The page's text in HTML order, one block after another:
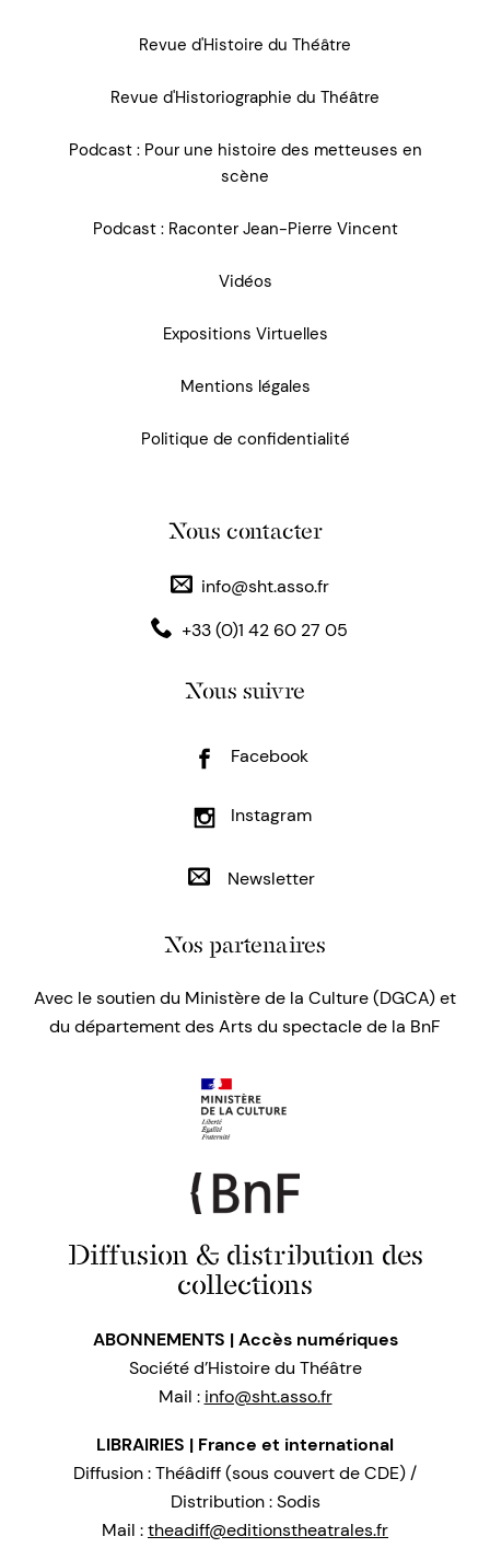
Revue d'Histoire du Théâtre
Revue d'Historiographie du Théâtre
Podcast : Pour une histoire des metteuses en
scène
Podcast : Raconter Jean-Pierre Vincent
Vidéos
Expositions Virtuelles
Mentions légales
Politique de confidentialité
Nous contacter
info@sht.asso.fr
+33 (0)1 42 60 27 05
Nous suivre
Facebook
Instagram
Newsletter
Nos partenaires
Avec le soutien du Ministère de la Culture (DGCA) et
du département des Arts du spectacle de la BnF
Diffusion & distribution des
collections
ABONNEMENTS | Accès numériques
Société d’Histoire du Théâtre
Mail : info@sht.asso.fr
LIBRAIRIES | France et international
Diffusion : Théâdiff (sous couvert de CDE) /
Distribution : Sodis
Mail :theadiff@editionstheatrales.fr